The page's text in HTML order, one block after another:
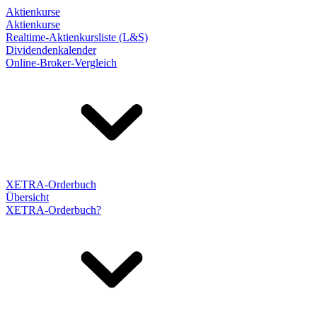
Aktienkurse
Aktienkurse
Realtime-Aktienkursliste (L&S)
Dividendenkalender
Online-Broker-Vergleich
XETRA-Orderbuch
Übersicht
XETRA-Orderbuch?